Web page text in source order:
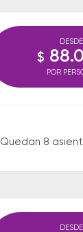
Quedan 8
DESDE
$
POR
DESDE